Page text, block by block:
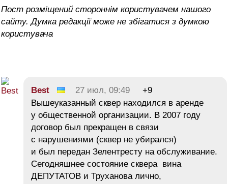
Пост розміщений стороннім користувачем нашого
сайту. Думка редакції може не збігатися з думкою
користувача
Best 27 июл, 09:49
+9
Вышеуказанный сквер находился в аренде
у общественной организации. В 2007 году
договор был прекращен в связи
с нарушениями (сквер не убирался)
и был передан Зелентресту на обслуживание.
Сегодняшнее состояние сквера вина
ДЕПУТАТОВ и Труханова лично,